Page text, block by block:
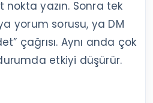
yazın. Sonra tek
yorum sorusu, ya DM
çağrısı. Aynı anda çok
etkiyi düşürür.